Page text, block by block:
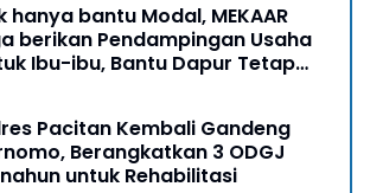
hanya bantu Modal, MEKAAR
berikan Pendampingan Usaha
Ibu-ibu, Bantu Dapur Tetap
Pacitan Kembali Gandeng
Berangkatkan 3 ODGJ
untuk Rehabilitasi